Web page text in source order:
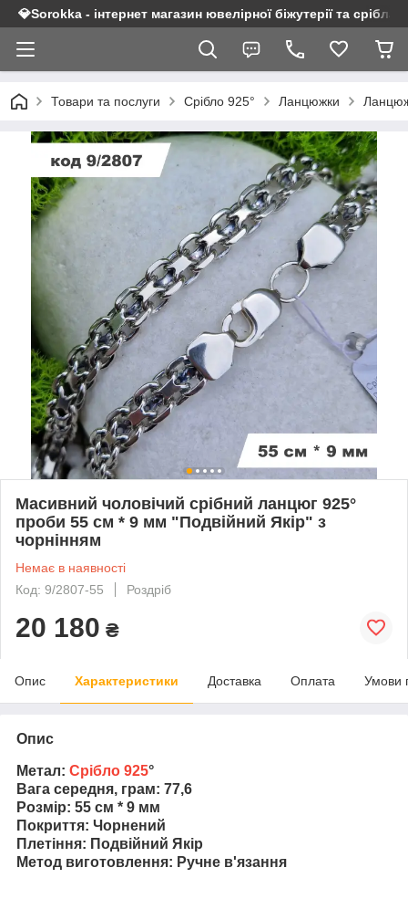
💎Sorokka - інтернет магазин ювелірної біжутерії та срібла
Товари та послуги Срібло 925° Ланцюжки
Масивний чоловічий срібний ланцюг 925°
проби 55 см * 9 мм "Подвійний Якір" з
чорнінням
Немає в наявності
Код: 9/2807-55
Роздріб
20 180 ₴
Опис Характеристики Доставка Оплата Умови
Опис
Метал: Срібло 925°
Вага середня, грам: 77,6
Розмір: 55 см * 9 мм
Покриття: Чорнений
Плетіння: Подвійний Якір
Метод виготовлення: Ручне в'язання